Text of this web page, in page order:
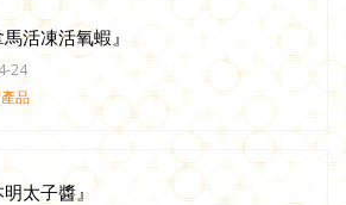
活凍活氧蝦』
24
品
明太子醬』